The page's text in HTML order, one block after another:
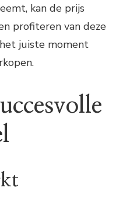
kan de prijs
profiteren van deze
juiste moment